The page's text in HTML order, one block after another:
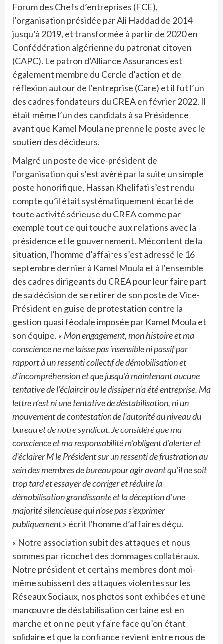
Forum des Chefs d’entreprises (FCE),
l’organisation présidée par Ali Haddad de 2014
jusqu’à 2019, et transformée à partir de 2020 en
Confédération algérienne du patronat citoyen
(CAPC). Le patron d’Alliance Assurances est
également membre du Cercle d’action et de
réflexion autour de l’entreprise (Care) et il fut l’un
des cadres fondateurs du CREA en février 2022. Il
était même l’un des candidats à sa Présidence
avant que Kamel Moula ne prenne le poste avec le
soutien des décideurs.
Malgré un poste de vice-président de
l’organisation qui s’est avéré par la suite un simple
poste honorifique, Hassan Khelifati s’est rendu
compte qu’il était systématiquement écarté de
toute activité sérieuse du CREA comme par
exemple tout ce qui touche aux relations avec la
présidence et le gouvernement. Mécontent de la
situation, l’homme d’affaires s’est adressé le 16
septembre dernier à Kamel Moula et à l’ensemble
des cadres dirigeants du CREA pour leur faire part
de sa décision de se retirer de son poste de Vice-
Président en guise de protestation contre la
gestion quasi féodale imposée par Kamel Moula et
son équipe. « Mon engagement, mon histoire et ma
conscience ne me laisse pas insensible ni passif par
rapport à un ressenti collectif de démobilisation et
d’incompréhension et que jusqu’à maintenant aucune
tentative de l’éclaircir ou le dissiper n’a été entreprise. Ma
lettre n’est ni une tentative de déstabilisation, ni un
mouvement de contestation de l’autorité au niveau du
bureau et de notre syndicat. Je considéré que ma
conscience et ma responsabilité m’obligent d’alerter et
d’éclairer M le Président sur un ressenti de frustration au
sein des membres de bureau pour agir avant qu’il ne soit
trop tard et essayer de corriger et réduire la
démobilisation grandissante et la déception d’une
majorité silencieuse qui n’ose pas s’exprimer
publiquement» écrit l’homme d’affaires déçu.
« Notre association subit des attaques et nous
sommes par ricochet des dommages collatéraux.
Notre président et certains membres dont moi-
même subissent des attaques violentes sur les
Réseaux Sociaux, nos photos sont exhibées et une
manœuvre de déstabilisation certaine est en
marche et on ne peut y faire face qu’on étant
solidaire et que la confiance revient entre nous de